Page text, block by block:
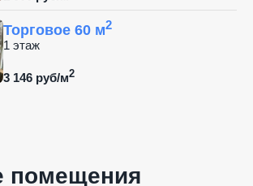
Торговое 60 м2
1 этаж
3 146 руб/м2
помещения